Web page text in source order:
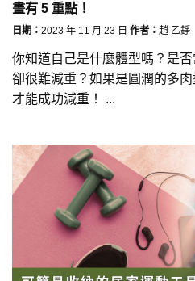
畫有 5 重點！
日期： 2023 年 11 月 23 日 作者： 趙 乙錚
你知道自己是什麼體型嗎？是
卻很難減重？如果是圓潤的多
才能成功減重！ ...